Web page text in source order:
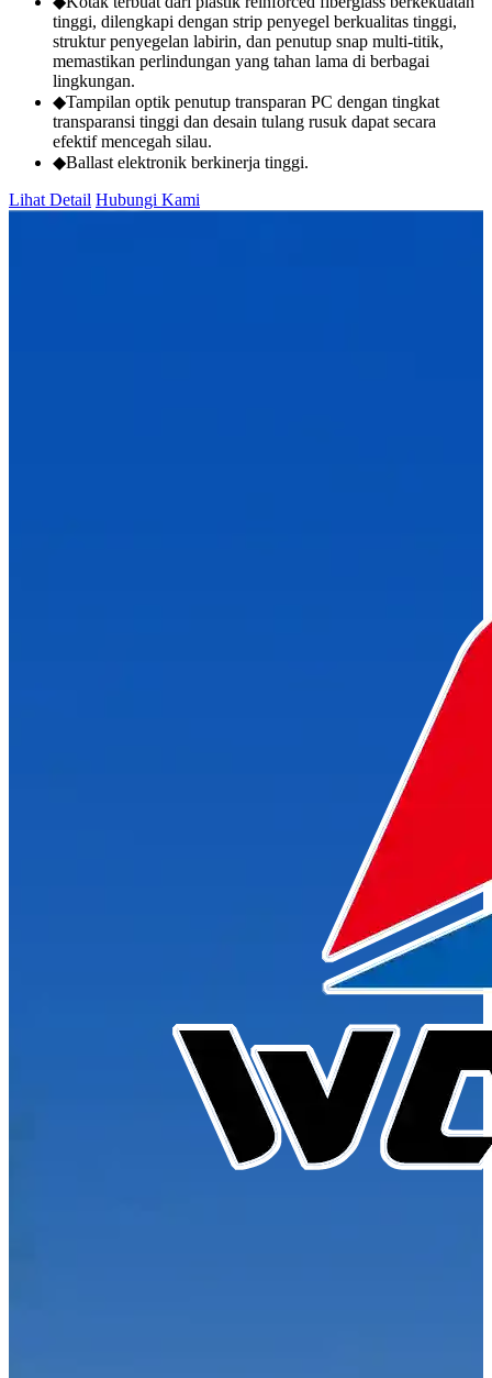
tinggi, dilengkapi dengan strip penyegel berkualitas tinggi,
struktur penyegelan labirin, dan penutup snap multi-titik,
memastikan perlindungan yang tahan lama di berbagai
lingkungan.
◆Tampilan optik penutup transparan PC dengan tingkat
transparansi tinggi dan desain tulang rusuk dapat secara
efektif mencegah silau.
◆Ballast elektronik berkinerja tinggi.
Lihat Detail Hubungi Kami